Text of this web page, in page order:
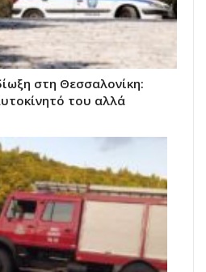
στη Θεσσαλονίκη:
του αλλά